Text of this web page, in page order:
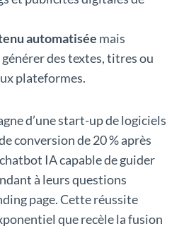
automatisée mais
des textes, titres ou
plateformes.
d’une start-up de logiciels
conversion de 20 % après
IA capable de guider
à leurs questions
page. Cette réussite
que recèle la fusion